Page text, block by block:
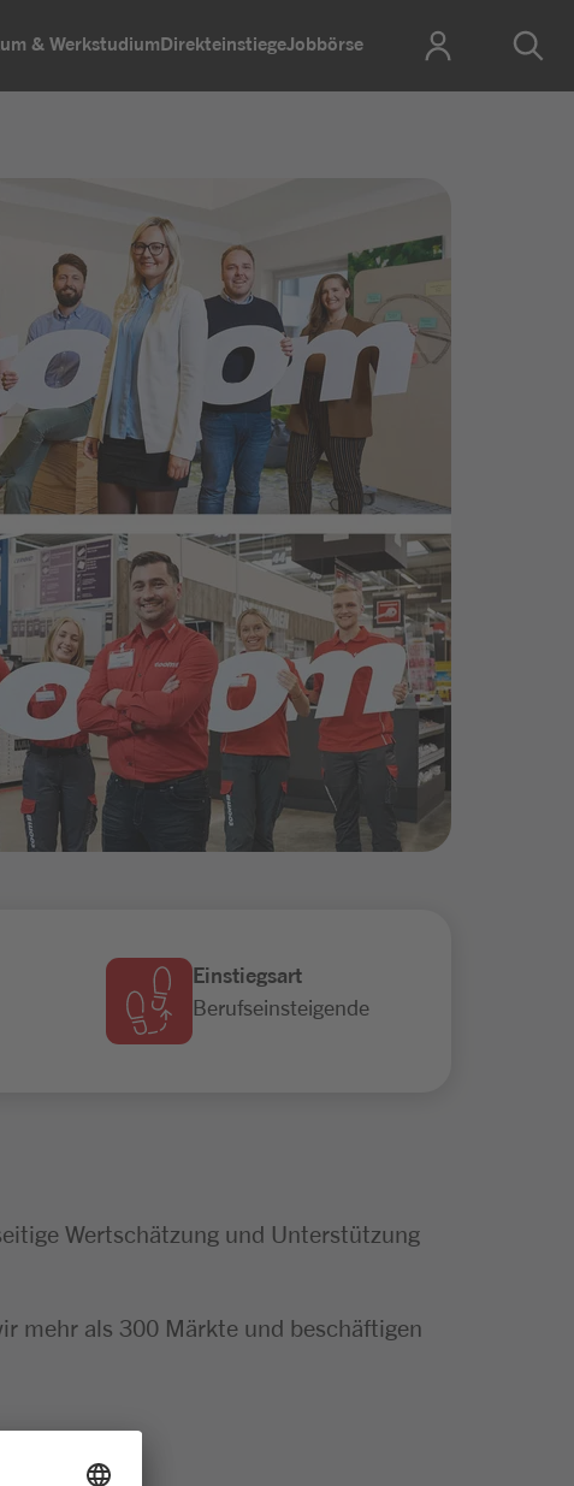
& WerkstudiumDirekteinstiegeJobbörse
Einstiegsart
Berufseinsteigende
Wertschätzung und Unterstützung
mehr als 300 Märkte und beschäftigen